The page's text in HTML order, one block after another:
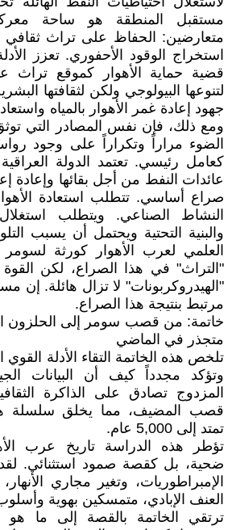
مستقبل المنطقة هو ساحة
متعارضين: الحفاظ على تراث ثقافي
استخراج الوقود الأحفوري. تعزز
قضية حماية الأهوار كموقع
لتنوعها البيولوجي ولكن لثقافتها
ومع ذلك، فإن نفس المصادر التي
الضوء مراراً وتكراراً على وجود
كعامل رئيسي. تعتمد الدولة
عائدات النفط من أجل بقائها وإعادة
صراع أساسي. تتطلب استعادة
النشاط الصناعي. ويتطلب
والبنية التحتية ويحتمل أن يسبب
العلمي لعرب الأهوار كورثة لسومر
"التراث" في هذا الصراع، لكن القوة
"الهيدروكربونات" لا تزال هائلة. إن
مرتبط بنتيجة هذا الصراع.
خاتمة: من قصب سومر إلى الحلزون
متجذر في الماضي
تلخص هذه الخاتمة التقاء الأدلة القوي
وتؤكد مجدداً كيف أن البيانات
المزدوج تصادق على الذاكرة
قصب المضيف، مما يخلق سلسلة
تمتد إلى 5,000 عام.
تؤطر هذه الدراسة تاريخ عرب
ضحية، بل كقصة صمود استثنائي.
الإمبراطوريات، وتغير مجاري
العنف الإبادي، متمسكين بهوية
ترتقي الخاتمة بالقصة إلى ما هو